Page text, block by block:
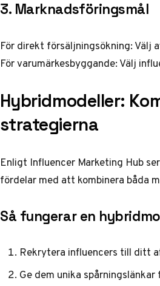
3. Marknadsföringsmål
För direkt försäljningsökning: Välj
För varumärkesbyggande: Välj
Hybridmodeller:
strategierna
Enligt Influencer Marketing Hub
fördelar med att kombinera båda
Så fungerar en
Rekrytera influencers till ditt
Ge dem unika